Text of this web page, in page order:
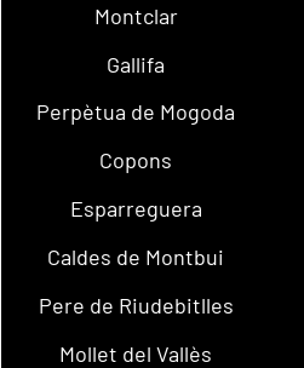
Montclar
Gallifa
Perpètua de Mogoda
Copons
Esparreguera
Caldes de Montbui
Pere de Riudebitlles
Mollet del Vallès